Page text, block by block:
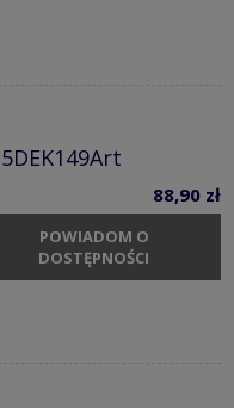
88,90 zł
POWIADOM O
DOSTĘPNOŚCI